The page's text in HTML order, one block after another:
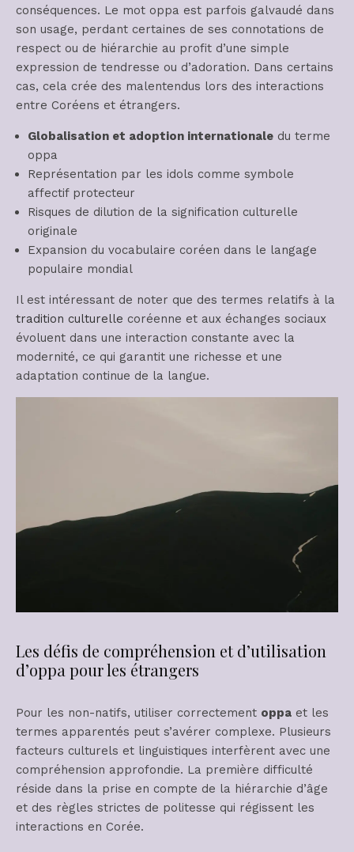
conséquences. Le mot oppa est parfois galvaudé dans
son usage, perdant certaines de ses connotations de
respect ou de hiérarchie au profit d’une simple
expression de tendresse ou d’adoration. Dans certains
cas, cela crée des malentendus lors des interactions
entre Coréens et étrangers.
Globalisation et adoption internationale du terme
oppa
Représentation par les idols comme symbole
affectif protecteur
Risques de dilution de la signification culturelle
originale
Expansion du vocabulaire coréen dans le langage
populaire mondial
Il est intéressant de noter que des termes relatifs à la
tradition culturelle coréenne et aux échanges sociaux
évoluent dans une interaction constante avec la
modernité, ce qui garantit une richesse et une
adaptation continue de la langue.
Les défis de compréhension et d’utilisation
d’oppa pour les étrangers
Pour les non-natifs, utiliser correctement oppa et les
termes apparentés peut s’avérer complexe. Plusieurs
facteurs culturels et linguistiques interfèrent avec une
compréhension approfondie. La première difficulté
réside dans la prise en compte de la hiérarchie d’âge
et des règles strictes de politesse qui régissent les
interactions en Corée.